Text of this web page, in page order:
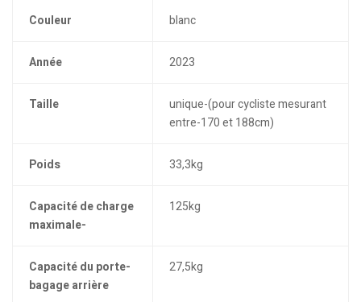
Couleur blanc
Année 2023
Taille
unique-(pour cycliste mesurant
entre-170 et 188cm)
Poids 33,3kg
Capacité de charge
maximale-
125kg
Capacité du porte-
bagage arrière
27,5kg